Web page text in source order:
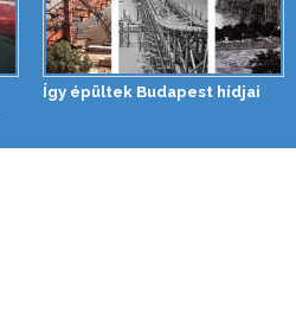
Így épültek Budapest hídjai